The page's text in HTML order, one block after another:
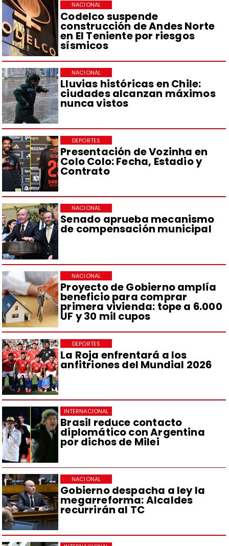
Codelco suspende
construcción de Andes Norte
en El Teniente por riesgos
sísmicos
NACIONAL
Lluvias históricas en Chile:
ciudades alcanzan máximos
nunca vistos
NACIONAL
Presentación de Vozinha en
Colo Colo: Fecha, Estadio y
Contrato
DEPORTES
Senado aprueba mecanismo
de compensación municipal
NACIONAL
Proyecto de Gobierno amplía
beneficio para comprar
primera vivienda: tope a 6.000
UF y 30 mil cupos
NACIONAL
La Roja enfrentará a los
anfitriones del Mundial 2026
DEPORTES
Brasil reduce contacto
diplomático con Argentina
por dichos de Milei
INTERNACIONAL
Gobierno despacha a ley la
megarreforma: Alcaldes
recurrirán al TC
NACIONAL